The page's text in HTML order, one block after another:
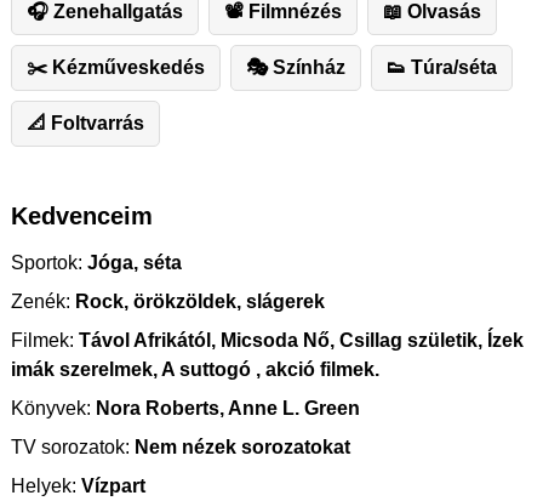
🎧 Zenehallgatás 📽 Filmnézés 📖 Olvasás
✂️ ️Kézműveskedés 🎭 Színház 👟 Túra/séta
📐 Foltvarrás
Kedvenceim
Sportok: Jóga, séta
Zenék: Rock, örökzöldek, slágerek
Filmek: Távol Afrikától, Micsoda Nő, Csillag születik, Ízek
imák szerelmek, A suttogó , akció filmek.
Könyvek: Nora Roberts, Anne L. Green
TV sorozatok: Nem nézek sorozatokat
Helyek: Vízpart